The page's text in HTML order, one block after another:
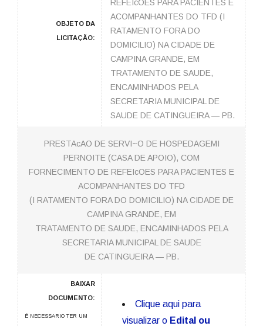
OBJETO DA
LICITAÇÃO:
REFEIcOES PARA PACIENTES E
ACOMPANHANTES DO TFD (I
RATAMENTO FORA DO
DOMICILIO) NA CIDADE DE
CAMPINA GRANDE, EM
TRATAMENTO DE SAUDE,
ENCAMINHADOS PELA
SECRETARIA MUNICIPAL DE
SAUDE DE CATINGUEIRA — PB.
PRESTAcAO DE SERVI~O DE HOSPEDAGEMI
PERNOITE (CASA DE APOIO), COM
FORNECIMENTO DE REFEIcOES PARA PACIENTES E
ACOMPANHANTES DO TFD
(I RATAMENTO FORA DO DOMICILIO) NA CIDADE DE
CAMPINA GRANDE, EM
TRATAMENTO DE SAUDE, ENCAMINHADOS PELA
SECRETARIA MUNICIPAL DE SAUDE
DE CATINGUEIRA — PB.
BAIXAR
DOCUMENTO:
É NECESSARIO TER UM
Clique aqui para
visualizar o Edital ou